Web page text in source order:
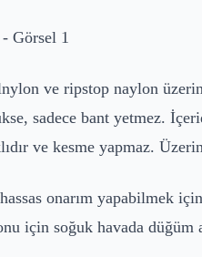
Görsel 1
ve ripstop naylon
sadece bant yetmez.
ve kesme yapmaz.
hassas onarım yapabilmek
için soğuk havada düğüm